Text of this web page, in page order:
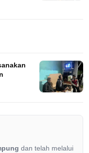
dan telah melalui